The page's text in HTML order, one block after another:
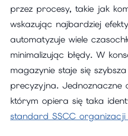
przez procesy, takie jak
wskazując najbardziej
automatyzuje wiele
minimalizując błędy. W
magazynie staje się
precyzyjna. Jednoznaczne
którym opiera się taka
standard SSCC organizacji